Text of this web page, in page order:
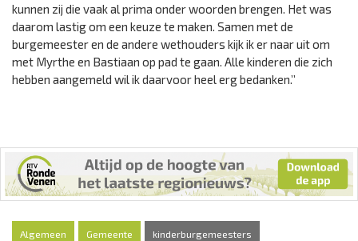
kunnen zij die vaak al prima onder woorden brengen. Het was
daarom lastig om een keuze te maken. Samen met de
burgemeester en de andere wethouders kijk ik er naar uit om
met Myrthe en Bastiaan op pad te gaan. Alle kinderen die zich
hebben aangemeld wil ik daarvoor heel erg bedanken.’’
Algemeen Gemeente kinderburgemeesters